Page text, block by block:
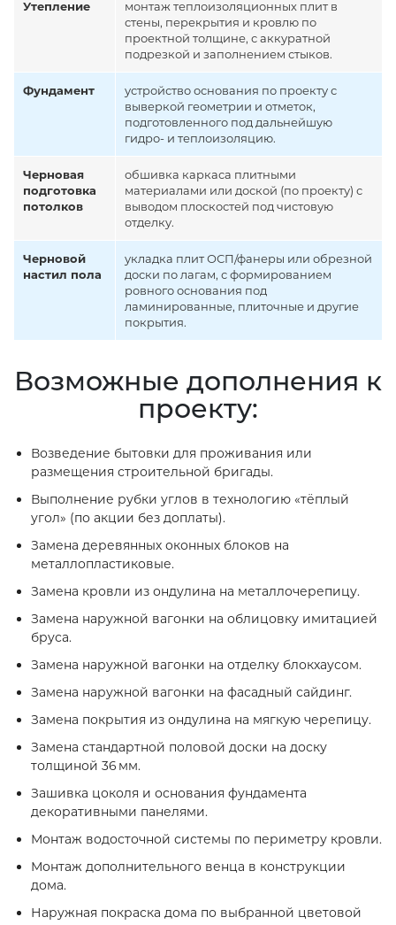
Утепление
монтаж теплоизоляционных плит в
стены, перекрытия и кровлю по
проектной толщине, с аккуратной
подрезкой и заполнением стыков.
Фундамент
устройство основания по проекту с
выверкой геометрии и отметок,
подготовленного под дальнейшую
гидро- и теплоизоляцию.
Черновая
подготовка
потолков
обшивка каркаса плитными
материалами или доской (по проекту) с
выводом плоскостей под чистовую
отделку.
Черновой
настил пола
укладка плит ОСП/фанеры или обрезной
доски по лагам, с формированием
ровного основания под
ламинированные, плиточные и другие
покрытия.
Возможные дополнения к
проекту:
Возведение бытовки для проживания или
размещения строительной бригады.
Выполнение рубки углов в технологию «тёплый
угол» (по акции без доплаты).
Замена деревянных оконных блоков на
металлопластиковые.
Замена кровли из ондулина на металлочерепицу.
Замена наружной вагонки на облицовку имитацией
бруса.
Замена наружной вагонки на отделку блокхаусом.
Замена наружной вагонки на фасадный сайдинг.
Замена покрытия из ондулина на мягкую черепицу.
Замена стандартной половой доски на доску
толщиной 36 мм.
Зашивка цоколя и основания фундамента
декоративными панелями.
Монтаж водосточной системы по периметру кровли.
Монтаж дополнительного венца в конструкции
дома.
Наружная покраска дома по выбранной цветовой